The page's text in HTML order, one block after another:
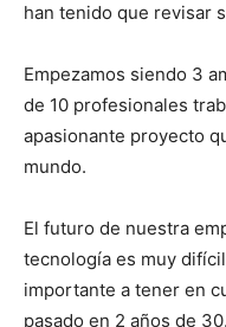
han tenido que revisar
Empezamos siendo 3
de 10 profesionales
apasionante proyecto
mundo.
El futuro de nuestra
tecnología es muy
importante a tener en
pasado en 2 años de